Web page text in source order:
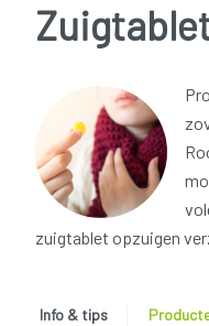
zuigtablet opzuigen
Info & tips